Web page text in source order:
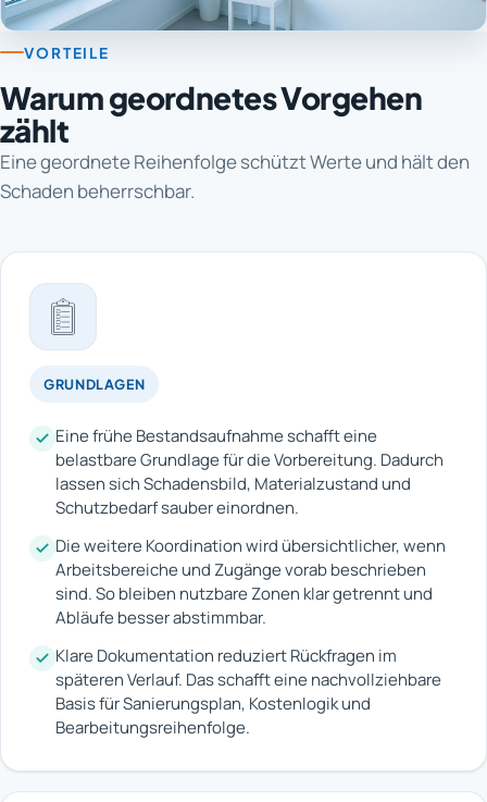
VORTEILE
Warum geordnetes Vorgehen
zählt
Eine geordnete Reihenfolge schützt Werte und hält den
Schaden beherrschbar.
GRUNDLAGEN
Eine frühe Bestandsaufnahme schafft eine
belastbare Grundlage für die Vorbereitung. Dadurch
lassen sich Schadensbild, Materialzustand und
Schutzbedarf sauber einordnen.
Die weitere Koordination wird übersichtlicher, wenn
Arbeitsbereiche und Zugänge vorab beschrieben
sind. So bleiben nutzbare Zonen klar getrennt und
Abläufe besser abstimmbar.
Klare Dokumentation reduziert Rückfragen im
späteren Verlauf. Das schafft eine nachvollziehbare
Basis für Sanierungsplan, Kostenlogik und
Bearbeitungsreihenfolge.